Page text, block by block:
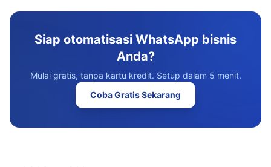
Siap otomatisasi WhatsApp bisnis
Anda?
Mulai gratis, tanpa kartu kredit. Setup dalam 5 menit.
Coba Gratis Sekarang